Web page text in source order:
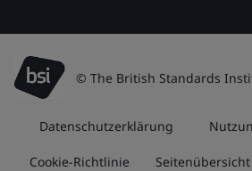
© The British Standards
Datenschutzerklärung
Cookie-Richtlinie Seitenübersicht